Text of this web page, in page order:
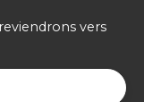
vers